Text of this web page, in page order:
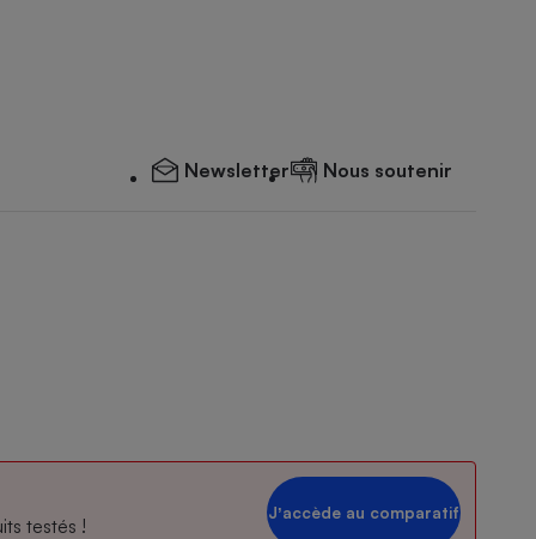
Newsletter Nous soutenir
testés !
Jʼaccède au comparatif